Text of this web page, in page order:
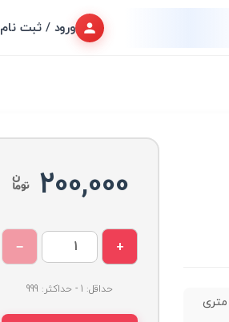
ورود / ثبت نام
کابل شبکه 3 متری
200,000
+
−
حداقل: 1 - حداکثر: 999